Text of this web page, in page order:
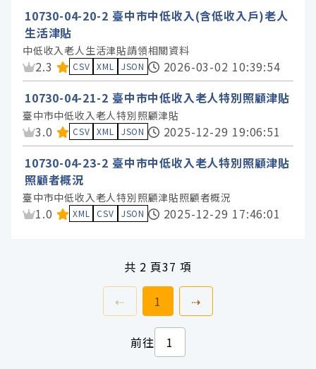
10730-04-20-2 臺中市中低收入(含低收入戶)老人
生活津貼
中低收入老人生活津貼請領相關資料
資料集評分：
2.3 CSV XML JSON
2026-03-02 10:39:54
10730-04-21-2 臺中市中低收入老人特別照顧津貼
臺中市中低收入老人特別照顧津貼
資料集評分：
3.0 CSV XML JSON
2025-12-29 19:06:51
10730-04-23-2 臺中市中低收入老人特別照顧津貼
照顧者概況
臺中市中低收入老人特別照顧津貼照顧者概況
資料集評分：
1.0 XML CSV JSON 2025-12-29 17:46:01
共 2 頁37 項
⇠ 上一頁前往
1 ⇢下一頁
前往